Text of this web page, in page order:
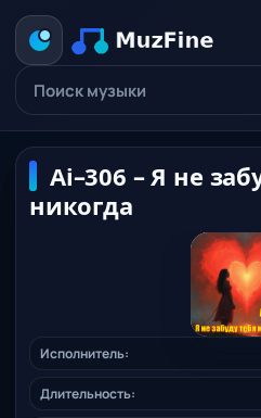
Ai–306 – Я не
никогда
Исполнитель:
Длительность: